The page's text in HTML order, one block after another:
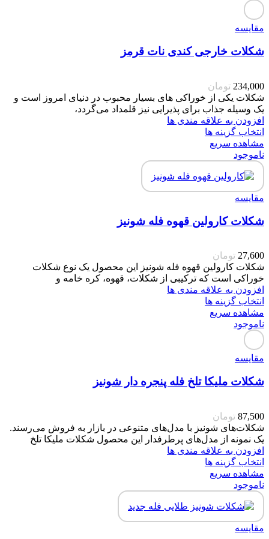
مقایسه
شکلات خارجی کندی نات قرمز
234,000 تومان
شکلات یکی از خوراکی های بسیار محبوب در دنیای امروز است و
یک وسیله جذاب برای پذیرایی نیز قلمداد می‌گردد،
افزودن به علاقه مندی ها
انتخاب گزینه ها
مشاهده سریع
ناموجود
مقایسه
شکلات کارولین قهوه فله شونیز
27,600 تومان
شکلات کارولین قهوه فله شونیز این محصول یک نوع شکلات
خوراکی است که ترکیبی از شکلات، قهوه، کره خامه و
افزودن به علاقه مندی ها
انتخاب گزینه ها
مشاهده سریع
ناموجود
مقایسه
شکلات ملیکا تلخ فله پنجره دار شونیز
87,500 تومان
شکلات‌های شونیز با مدل‌های متنوعی در بازار به فروش می‌رسند.
یک نمونه از مدل‌های پرطرفدار این محصول شکلات ملیکا تلخ
افزودن به علاقه مندی ها
انتخاب گزینه ها
مشاهده سریع
ناموجود
مقایسه